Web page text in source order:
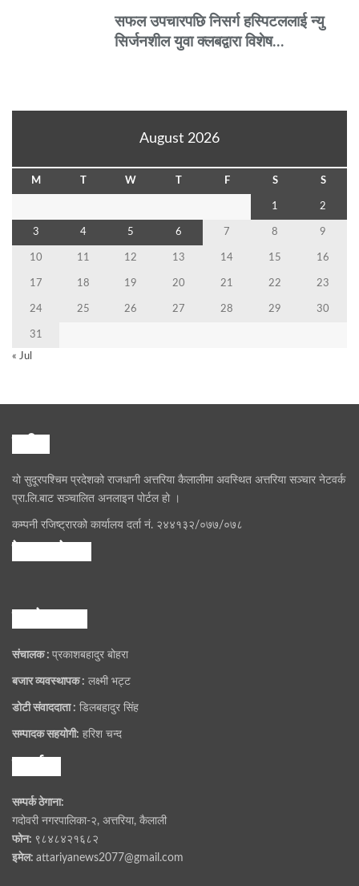
सफल उपचारपछि निसर्ग हस्पिटललाई न्यु
सिर्जनशील युवा क्लबद्वारा विशेष…
August 2026
M T W T F S S
1 2
3 4 5 6 7 8 9
10 11 12 13 14 15 16
17 18 19 20 21 22 23
24 25 26 27 28 29 30
31
« Jul
यो सुदूरपश्चिम प्रदेशको राजधानी अत्तरिया कैलालीमा अवस्थित अत्तरिया सञ्चार नेटवर्क
प्रा.लि.बाट सञ्चालित अनलाइन पोर्टल हो ।
कम्पनी रजिष्ट्रारको कार्यालय दर्ता नं. २४४१३२/०७७/०७८
संचालक : प्रकाशबहादुर बोहरा
बजार व्यवस्थापक : लक्ष्मी भट्ट
डोटी संवाददाता : डिलबहादुर सिंह
सम्पादक सहयोगी: हरिश चन्द
सम्पर्क ठेगाना:
गदोवरी नगरपालिका-२, अत्तरिया, कैलाली
फोन: ९८४८४२१६८२
इमेल: attariyanews2077@gmail.com